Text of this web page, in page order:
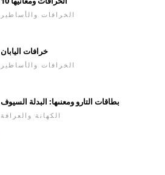
الخرافات والأساطير
خرافات اليابان
الخرافات والأساطير
بطاقات التارو ومعنىها: البدلة السيوف
الكهانة والعرافة